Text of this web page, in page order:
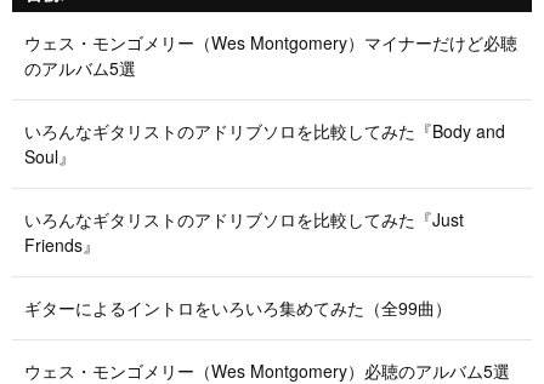
ウェス・モンゴメリー（Wes Montgomery）マイナーだけど必聴
のアルバム5選
いろんなギタリストのアドリブソロを比較してみた『Body and
Soul』
いろんなギタリストのアドリブソロを比較してみた『Just
Friends』
ギターによるイントロをいろいろ集めてみた（全99曲）
ウェス・モンゴメリー（Wes Montgomery）必聴のアルバム5選